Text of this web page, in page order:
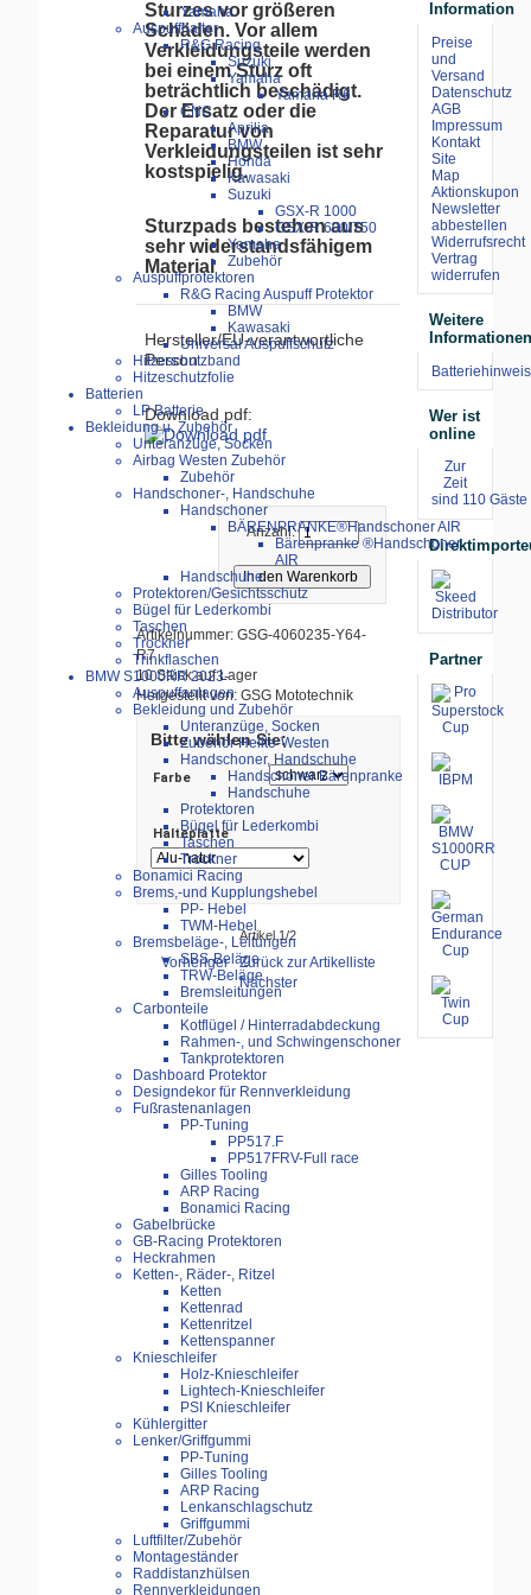
Yamaha
Auspuffhalter
R&G Racing
Suzuki
Yamaha
Yamaha R6
CNC
Aprilia
BMW
Honda
Kawasaki
Suzuki
GSX-R 1000
GSX-R 600/750
Yamaha
Zubehör
Auspuffprotektoren
R&G Racing Auspuff Protektor
BMW
Kawasaki
Universal Auspuffschutz
Hitzeschutzband
Hitzeschutzfolie
Batterien
LP Batterie
Bekleidung u. Zubehör
Unteranzüge, Socken
Airbag Westen Zubehör
Zubehör
Handschoner-, Handschuhe
Handschoner
BÄRENPRANKE®Handschoner AIR
Bärenpranke ®Handschoner
AIR
Handschuhe
Protektoren/Gesichtsschutz
Bügel für Lederkombi
Taschen
Trockner
Trinkflaschen
BMW S1000RR 2023-
Auspuffanlagen
Bekleidung und Zubehör
Unteranzüge, Socken
Zubehör Helite-Westen
Handschoner, Handschuhe
Handschoner Bärenpranke
Handschuhe
Protektoren
Bügel für Lederkombi
Taschen
Trockner
Bonamici Racing
Brems,-und Kupplungshebel
PP- Hebel
TWM-Hebel
Bremsbeläge-, Leitungen
SBS-Beläge
TRW-Beläge
Bremsleitungen
Carbonteile
Kotflügel / Hinterradabdeckung
Rahmen-, und Schwingenschoner
Tankprotektoren
Dashboard Protektor
Designdekor für Rennverkleidung
Fußrastenanlagen
PP-Tuning
PP517.F
PP517FRV-Full race
Gilles Tooling
ARP Racing
Bonamici Racing
Gabelbrücke
GB-Racing Protektoren
Heckrahmen
Ketten-, Räder-, Ritzel
Ketten
Kettenrad
Kettenritzel
Kettenspanner
Knieschleifer
Holz-Knieschleifer
Lightech-Knieschleifer
PSI Knieschleifer
Kühlergitter
Lenker/Griffgummi
PP-Tuning
Gilles Tooling
ARP Racing
Lenkanschlagschutz
Griffgummi
Luftfilter/Zubehör
Montageständer
Raddistanzhülsen
Rennverkleidungen
Sturzes vor größeren
Schäden. Vor allem
Verkleidungsteile werden
bei einem Sturz oft
beträchtlich beschädigt.
Der Ersatz oder die
Reparatur von
Verkleidungsteilen ist sehr
kostspielig.
Sturzpads bestehen aus
sehr widerstandsfähigem
Material
Hersteller/EU-verantwortliche
Person
Download pdf:
Anzahl:
Artikelnummer: GSG-4060235-Y64-
R7
10 Stück auf Lager
Hergestellt von: GSG Mototechnik
Bitte wählen Sie:
Farbe
Halteplatte
Artikel 1/2
Vorheriger Zurück zur Artikelliste
Nächster
Information
Preise
und
Versand
Datenschutz
AGB
Impressum
Kontakt
Site
Map
Aktionskupon
Newsletter
abbestellen
Widerrufsrecht
Vertrag
widerrufen
Weitere
Batteriehinweis
Wer ist
online
Zur
Zeit
sind 110
Partner